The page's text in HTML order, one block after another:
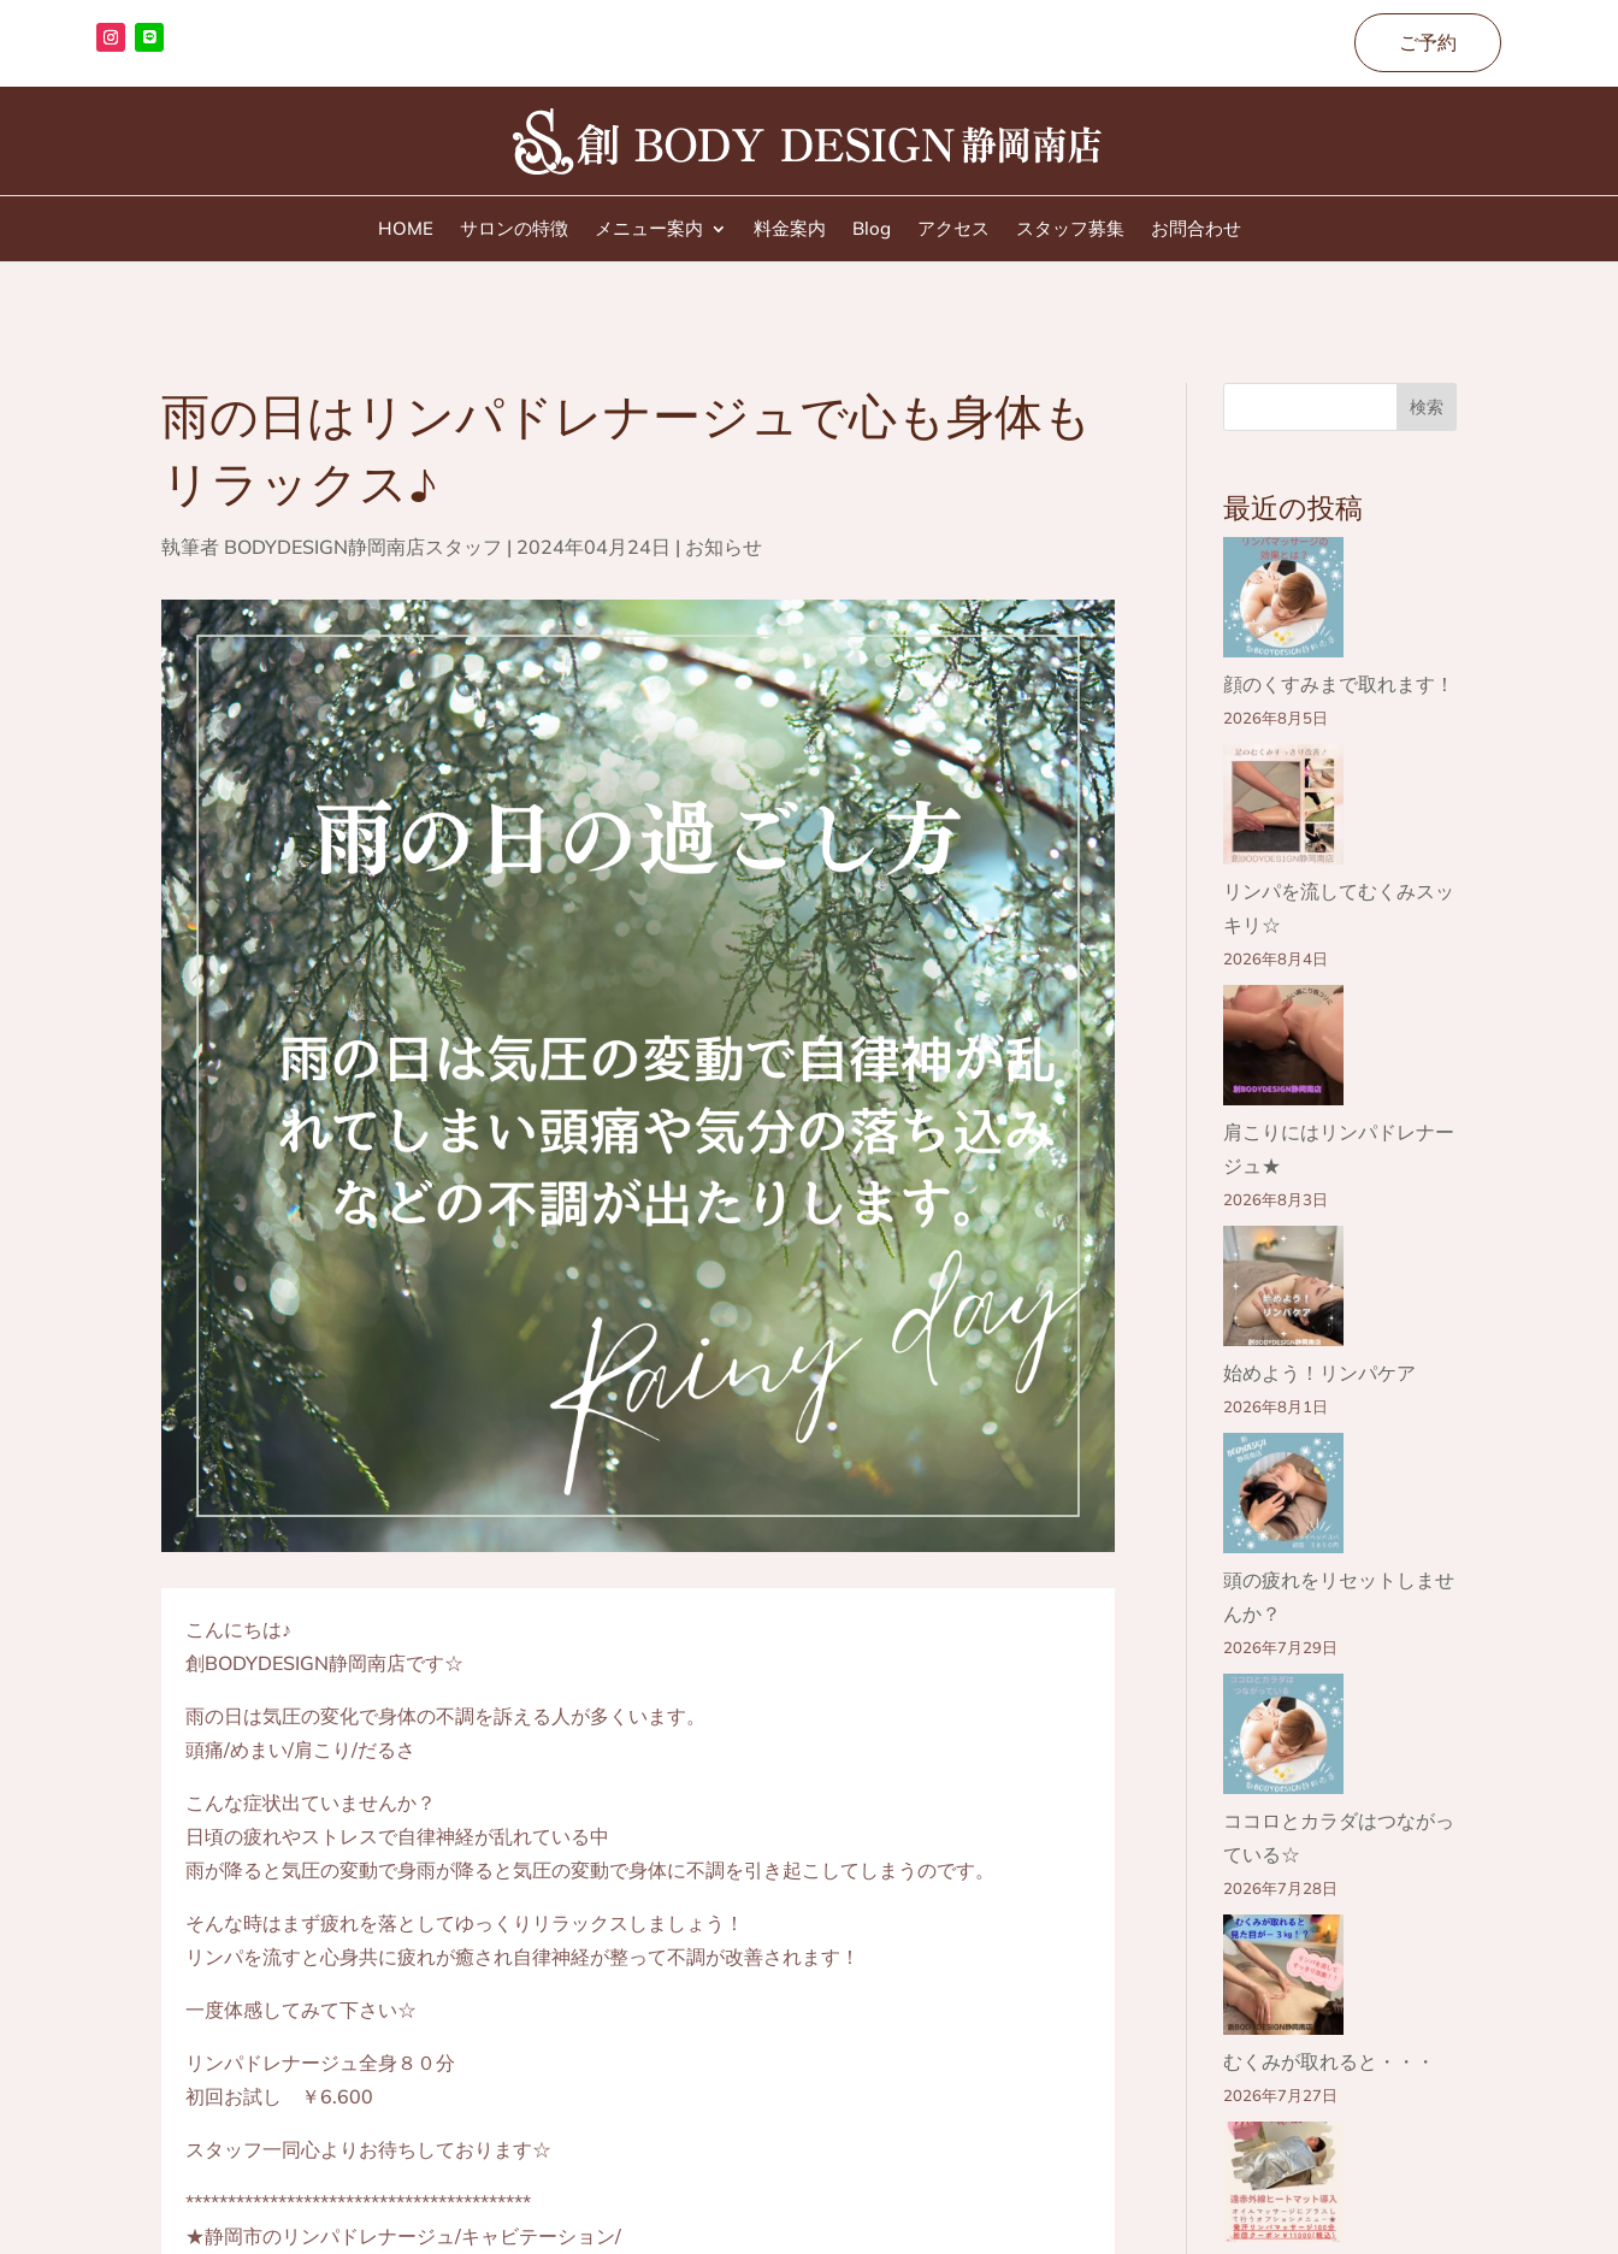
ご予約
HOME サロンの特徴 メニュー案内 料金案内 Blog アクセス スタッフ募集 お問合わせ
雨の日はリンパドレナージュで心も身体も
リラックス♪
執筆者 BODYDESIGN静岡南店スタッフ | 2024年04月24日 | お知らせ
こんにちは♪
創BODYDESIGN静岡南店です☆
雨の日は気圧の変化で身体の不調を訴える人が多くいます。
頭痛/めまい/肩こり/だるさ
こんな症状出ていませんか？
日頃の疲れやストレスで自律神経が乱れている中
雨が降ると気圧の変動で身雨が降ると気圧の変動で身体に不調を引き起こしてしまうのです。
そんな時はまず疲れを落としてゆっくりリラックスしましょう！
リンパを流すと心身共に疲れが癒され自律神経が整って不調が改善されます！
一度体感してみて下さい☆
リンパドレナージュ全身８０分
初回お試し ￥6.600
スタッフ一同心よりお待ちしております☆
*****************************************
★静岡市のリンパドレナージュ/キャビテーション/
検索
最近の投稿
顔のくすみまで取れます！
2026年8月5日
リンパを流してむくみスッ
キリ☆
2026年8月4日
肩こりにはリンパドレナー
ジュ★
2026年8月3日
始めよう！リンパケア
2026年8月1日
頭の疲れをリセットしませ
んか？
2026年7月29日
ココロとカラダはつながっ
ている☆
2026年7月28日
むくみが取れると・・・
2026年7月27日